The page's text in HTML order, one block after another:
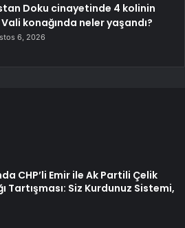
Doku cinayetinde 4 kolinin
Vali konağında neler yaşandı?
6, 2026
CHP’li Emir ile Ak Partili Çelik
Tartışması: Siz Kurdunuz Sistemi,